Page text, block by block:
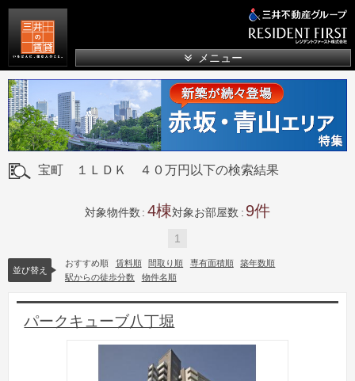
メニュー
宝町 １ＬＤＫ ４０万円以下の検索結果
対象物件数 4 対象お部屋数 9
1
並び替え
おすすめ順 賃料順 間取り順 専有面積順
築年数順
駅からの徒歩分数
物件名順
パークキューブ八丁堀